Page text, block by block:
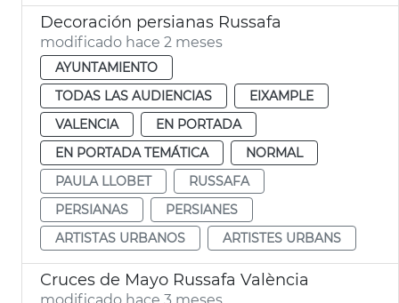
Decoración persianas Russafa
modificado hace 2 meses
AYUNTAMIENTO
TODAS LAS AUDIENCIAS
EIXAMPLE
VALENCIA
EN PORTADA
EN PORTADA TEMÁTICA
NORMAL
PAULA LLOBET
RUSSAFA
PERSIANAS
PERSIANES
ARTISTAS URBANOS
ARTISTES URBANS
Cruces de Mayo Russafa València
modificado hace 3 meses